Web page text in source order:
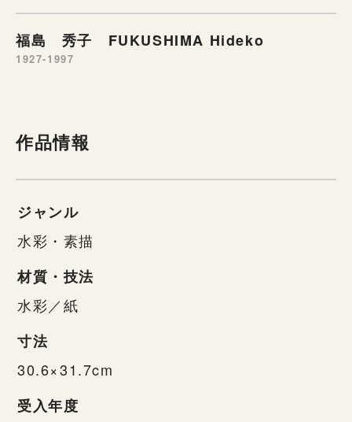
福島 秀子 FUKUSHIMA Hideko
1927-1997
作品情報
ジャンル
水彩・素描
材質・技法
水彩／紙
寸法
30.6×31.7cm
受入年度